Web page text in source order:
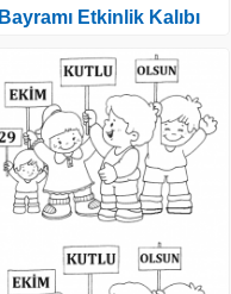
Bayramı Etkinlik Kalıbı